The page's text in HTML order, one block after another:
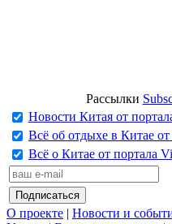
Рассылки
Новости Китая от
Всё об отдыхе в Китае
Всё о Китае от портала
О проекте | Новости и